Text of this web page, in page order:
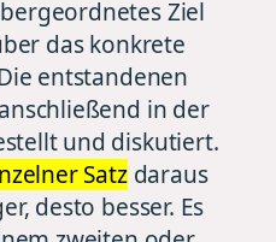
Ziel
das konkrete
entstandenen
in der
und diskutiert.
Satzdaraus
desto besser. Es